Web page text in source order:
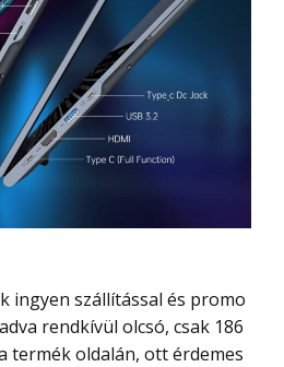
rendkívül olcsó, csak 186
termék oldalán, ott érdemes